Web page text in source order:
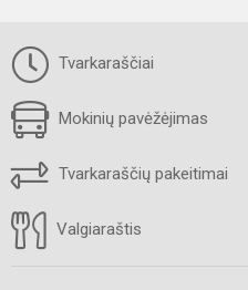
Tvarkaraščiai
Mokinių pavėžėjimas
Tvarkaraščių pakeitimai
Valgiaraštis